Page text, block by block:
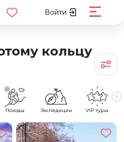
Войти
кольцу
Походы Экспедиции VIP туры